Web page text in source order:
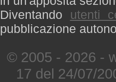
Diventando utenti
pubblicazione
© 2005 - 2026 -
17 del 24/07/